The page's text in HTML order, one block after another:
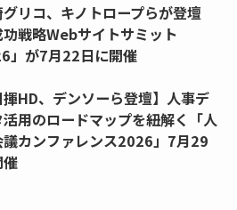
リコ、キノトロープらが登壇
功戦略Webサイトサミット
」が7月22日に開催
揮HD、デンソーら登壇】人事デ
活用のロードマップを紐解く「人
議カンファレンス2026」7月29
催